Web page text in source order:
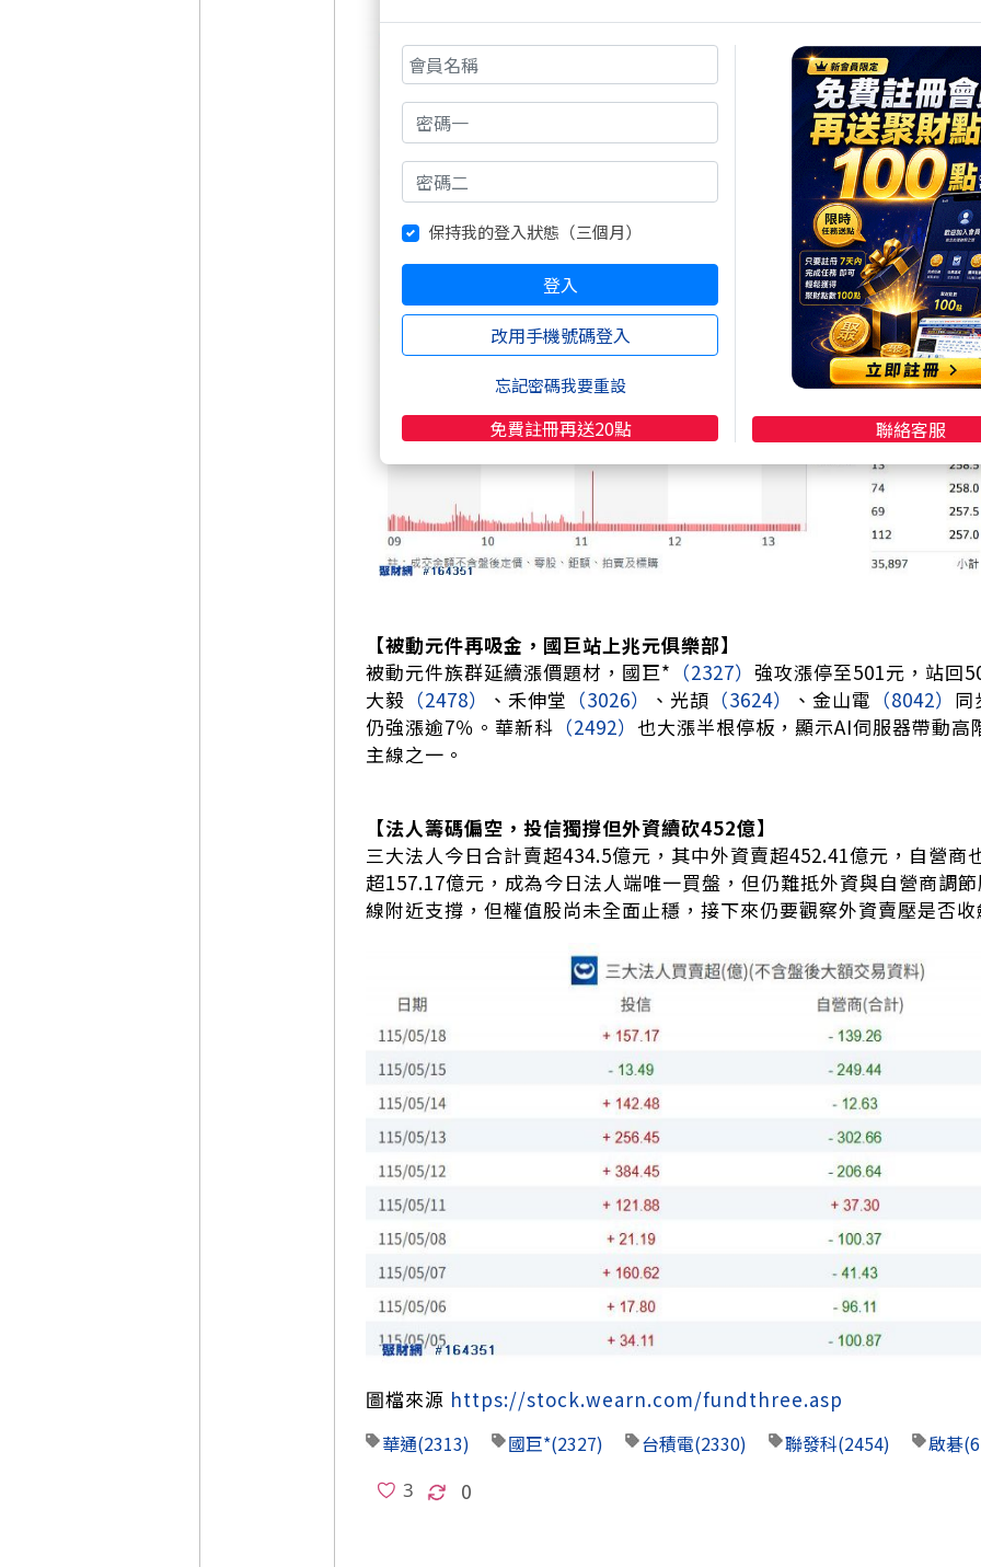
【被動元件再吸金，國巨站上兆元俱樂部】
被動元件族群延續漲價題材，國巨* （2327） 強攻漲停至501元，站回
大毅 （2478） 、禾伸堂 （3026） 、光頡 （3624） 、金山電 （8042） 同
仍強漲逾7％。華新科 （2492） 也大漲半根停板，顯示AI伺服器帶動
主線之一。
【法人籌碼偏空，投信獨撐但外資續砍452億】
三大法人今日合計賣超434.5億元，其中外資賣超452.41億元，自營商
超157.17億元，成為今日法人端唯一買盤，但仍難抵外資與自營商調
線附近支撐，但權值股尚未全面止穩，接下來仍要觀察外資賣壓是否
圖檔來源 https://stock.wearn.com/fundthree.asp
華通(2313) 國巨*(2327) 台積電(2330) 聯發科(2454) 啟碁
0
保持我的登入狀態（三個月）
登入
改用手機號碼登入
忘記密碼我要重設
免費註冊再送20點 聯絡客服